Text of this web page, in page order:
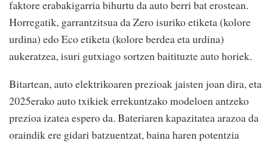
faktore erabakigarria bihurtu da auto berri bat erostean.
Horregatik, garrantzitsua da Zero isuriko etiketa (kolore
urdina) edo Eco etiketa (kolore berdea eta urdina)
aukeratzea, isuri gutxiago sortzen baitituzte auto horiek.
Bitartean, auto elektrikoaren prezioak jaisten joan dira, eta
2025erako auto txikiek errekuntzako modeloen antzeko
prezioa izatea espero da. Bateriaren kapazitatea arazoa da
oraindik ere gidari batzuentzat, baina haren potentzia